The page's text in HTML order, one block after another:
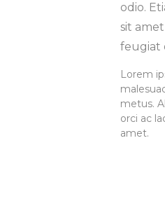
odio.
sit
feugiat
Lorem
metus.
orci ac
amet.